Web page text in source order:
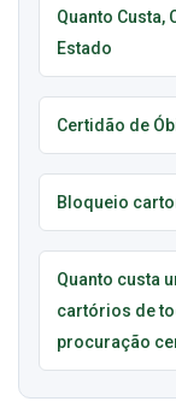
Quanto Custa,
Estado
Certidão de
Bloqueio
Quanto custa
cartórios de
procuração